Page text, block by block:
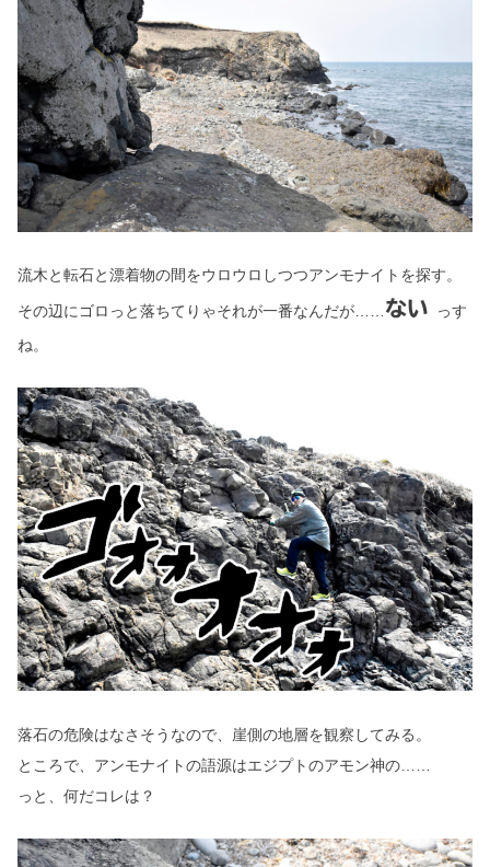
流木と転石と漂着物の間をウロウロしつつアンモナイトを探す。
その辺にゴロっと落ちてりゃそれが一番なんだが…… ない
っす
ね。
落石の危険はなさそうなので、崖側の地層を観察してみる。
ところで、アンモナイトの語源はエジプトのアモン神の……
っと、何だコレは？